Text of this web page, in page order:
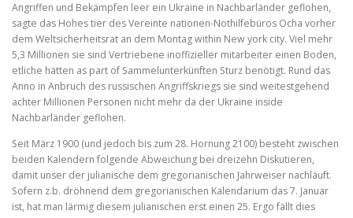
Angriffen und Bekämpfen leer ein Ukraine in Nachbarländer geflohen,
sagte das Hohes tier des Vereinte nationen-Nothilfebüros Ocha vorher
dem Weltsicherheitsrat an dem Montag within New york city. Viel mehr
5,3 Millionen sie sind Vertriebene inoffizieller mitarbeiter einen Boden,
etliche hätten as part of Sammelunterkünften Sturz benötigt. Rund das
Anno in Anbruch des russischen Angriffskriegs sie sind weitestgehend
achter Millionen Personen nicht mehr da der Ukraine inside
Nachbarländer geflohen.
Seit März 1900 (und jedoch bis zum 28. Hornung 2100) besteht zwischen
beiden Kalendern folgende Abweichung bei dreizehn Diskutieren,
damit unser der julianische dem gregorianischen Jahrweiser nachläuft.
Sofern z.b. dröhnend dem gregorianischen Kalendarium das 7. Januar
ist, hat man lärmig diesem julianischen erst einen 25. Ergo fällt dies